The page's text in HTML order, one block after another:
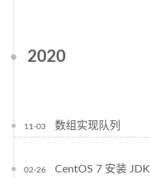
2020
11-03 数组实现队列
02-26 CentOS 7 安装 JDK